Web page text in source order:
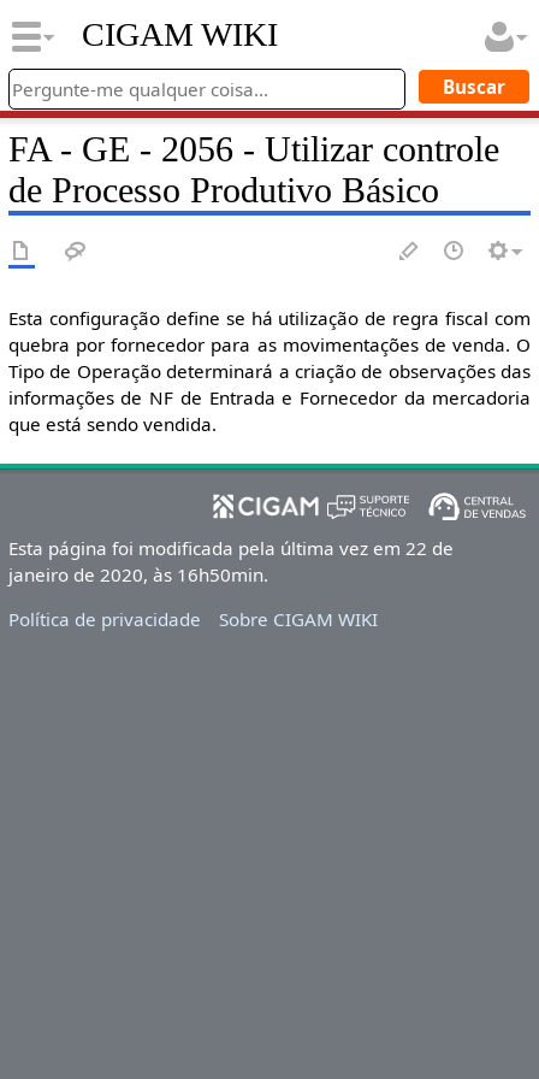
CIGAM WIKI
FA - GE - 2056 - Utilizar controle
de Processo Produtivo Básico
Esta configuração define se há utilização de regra fiscal com
quebra por fornecedor para as movimentações de venda. O
Tipo de Operação determinará a criação de observações das
informações de NF de Entrada e Fornecedor da mercadoria
que está sendo vendida.
Esta página foi modificada pela última vez em 22 de
janeiro de 2020, às 16h50min.
Política de privacidade
Sobre CIGAM WIKI